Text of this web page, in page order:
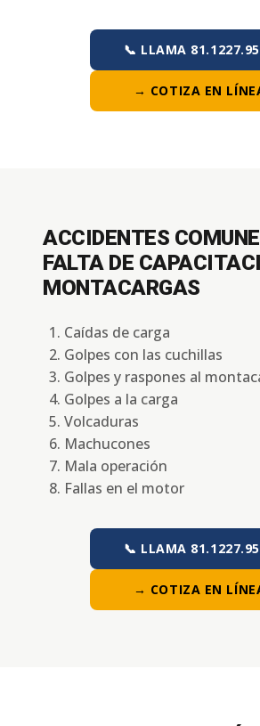
📞 LLAMA
→ COTIZA EN
ACCIDENTES
FALTA DE
MONTACARGAS
Caídas de carga
Golpes con las cuchillas
Golpes y raspones al
Golpes a la carga
Volcaduras
Machucones
Mala operación
Fallas en el motor
📞 LLAMA
→ COTIZA EN